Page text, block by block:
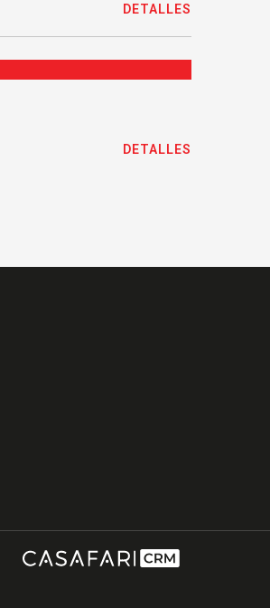
DETALLES
DETALLES